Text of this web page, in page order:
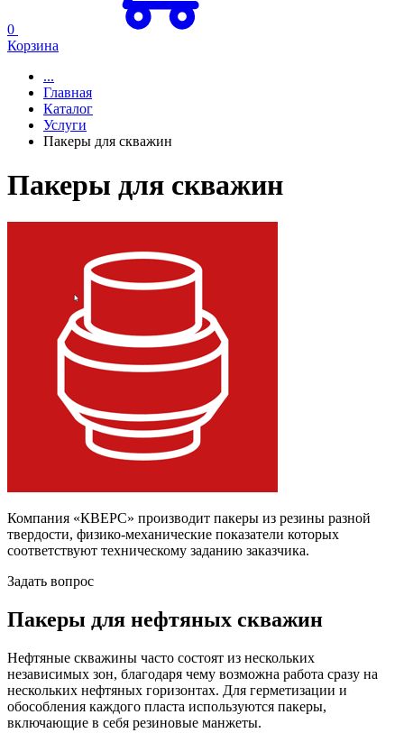
0
Корзина
...
Главная
Каталог
Услуги
Пакеры для скважин
Пакеры для скважин
Компания «КВЕРС» производит пакеры из резины разной
твердости, физико-механические показатели которых
соответствуют техническому заданию заказчика.
Задать вопрос
Пакеры для нефтяных скважин
Нефтяные скважины часто состоят из нескольких
независимых зон, благодаря чему возможна работа сразу на
нескольких нефтяных горизонтах. Для герметизации и
обособления каждого пласта используются пакеры,
включающие в себя резиновые манжеты.